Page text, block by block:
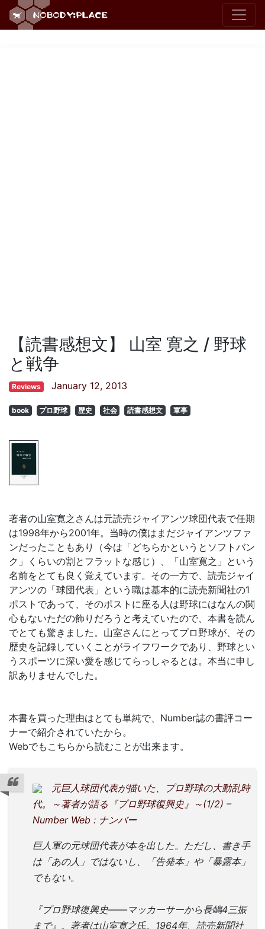
【読書感想文】 山室 寛之 / 野球
と戦争
Reviews January 12, 2013
book プロ野球 歴史 社会 読書感想文 軍事
著者の山室寛之さんは元読売ジャイアンツ球団代表で任期
は1998年から2001年。当時の僕はまだジャイアンツファ
ンだったこともあり（今は「どちらかというとソフトバン
ク」くらいの割とフラットな感じ）、「山室寛之」という
名前をとても良く覚えています。その一方で、読売ジャイ
アンツの「球団代表」という職は基本的に読売新聞社の1
ポストであって、そのポストに座る人は野球にはなんの関
心もないただの飾りだろうと考えていたので、本書を読ん
でとても驚きました。山室さんにとってプロ野球が、その
歴史を記録していくことがライフワークであり、野球とい
うスポーツに深い愛を感じてらっしゃるとは。本当に申し
訳ありませんでした。
本書を買った理由はとても単純で、Number誌の書評コー
ナーで紹介されていたから。
Webでもこちらから読むことが出来ます。
元巨人球団代表が描いた、プロ野球の大動乱時
代。～著者が語る『プロ野球復興史』～(1/2) –
Number Web : ナンバー
巨人軍の元球団代表が本を出した。ただし、書き手
は「あの人」ではないし、「告発本」や「暴露本」
でもない。
『プロ野球復興史――マッカーサーから長嶋4三振
まで』。著者は山室寛之氏。1964年、読売新聞社